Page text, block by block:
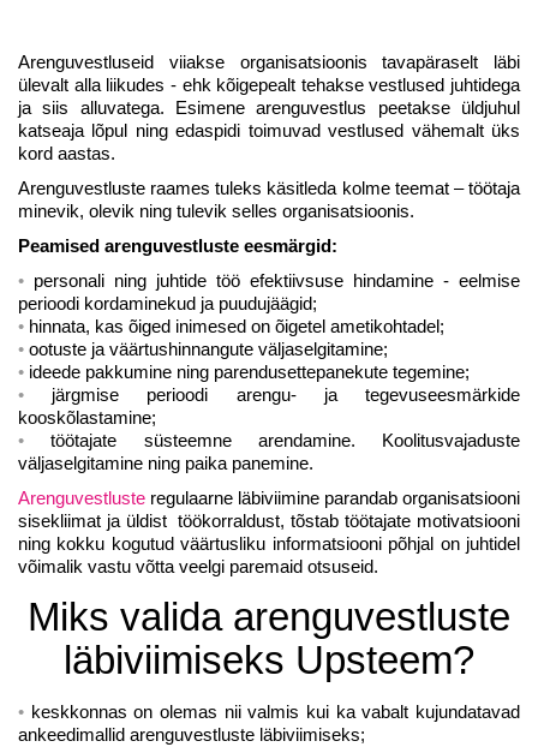
Arenguvestluseid viiakse organisatsioonis tavapäraselt läbi
ülevalt alla liikudes - ehk kõigepealt tehakse vestlused juhtidega
ja siis alluvatega. Esimene arenguvestlus peetakse üldjuhul
katseaja lõpul ning edaspidi toimuvad vestlused vähemalt üks
kord aastas.
Arenguvestluste raames tuleks käsitleda kolme teemat – töötaja
minevik, olevik ning tulevik selles organisatsioonis.
Peamised arenguvestluste eesmärgid:
personali ning juhtide töö efektiivsuse hindamine - eelmise
perioodi kordaminekud ja puudujäägid;
hinnata, kas õiged inimesed on õigetel ametikohtadel;
ootuste ja väärtushinnangute väljaselgitamine;
ideede pakkumine ning parendusettepanekute tegemine;
järgmise perioodi arengu- ja tegevuseesmärkide
kooskõlastamine;
töötajate süsteemne arendamine. Koolitusvajaduste
väljaselgitamine ning paika panemine.
Arenguvestluste regulaarne läbiviimine parandab organisatsiooni
sisekliimat ja üldist töökorraldust, tõstab töötajate motivatsiooni
ning kokku kogutud väärtusliku informatsiooni põhjal on juhtidel
võimalik vastu võtta veelgi paremaid otsuseid.
Miks valida arenguvestluste
läbiviimiseks Upsteem?
keskkonnas on olemas nii valmis kui ka vabalt kujundatavad
ankeedimallid arenguvestluste läbiviimiseks;